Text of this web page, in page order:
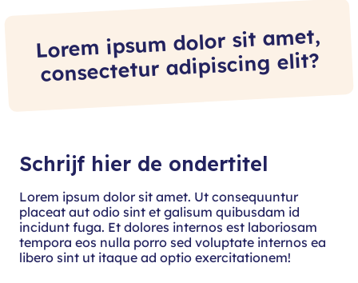
Lorem ipsum dolor sit amet,
consectetur adipiscing elit?
Schrijf hier de ondertitel
Lorem ipsum dolor sit amet. Ut consequuntur
placeat aut odio sint et galisum quibusdam id
incidunt fuga. Et dolores internos est laboriosam
tempora eos nulla porro sed voluptate internos ea
libero sint ut itaque ad optio exercitationem!